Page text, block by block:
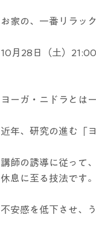
お家の、一番リラッ
10月28日（土）
ヨーガ・ニドラとはー
近年、研究の進む「
講師の誘導に従って
休息に至る技法です。
不安感を低下させ、